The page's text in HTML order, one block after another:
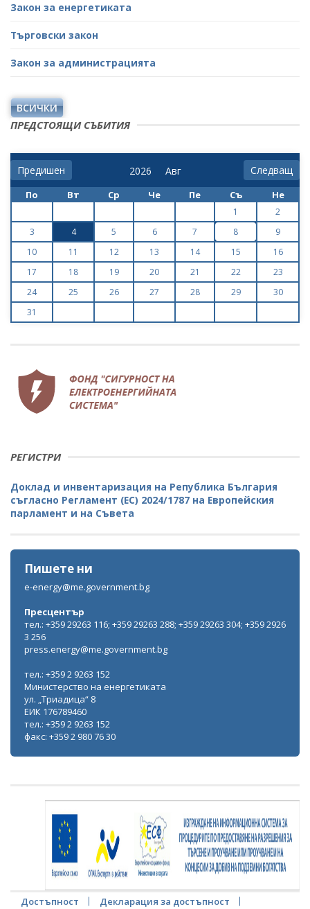
Закон за енергетиката
Търговски закон
Закон за администрацията
ВСИЧКИ
ПРЕДСТОЯЩИ СЪБИТИЯ
Предишен Следващ
По Вт Ср Че Пе Съ Не
1
2
3
4 5 6 7 8
9
10
11 12 13 14 15
16
17
18 19 20 21 22
23
24
25 26 27 28 29
30
31
РЕГИСТРИ
Доклад и инвентаризация на Република България
съгласно Регламент (ЕС) 2024/1787 на Европейския
парламент и на Съвета
Пишете ни
e-energy@me.government.bg
Пресцентър
тел.: +359 29263 116; +359 29263 288; +359 29263 304; +359 2926
3 256
press.energy@me.government.bg
тел.: +359 2 9263 152
Министерство на енергетиката
ул. „Триадица“ 8
ЕИК 176789460
тел.: +359 2 9263 152
факс: +359 2 980 76 30
Достъпност Декларация за достъпност